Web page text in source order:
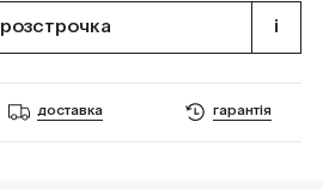
розстрочка i
доставка гарантія